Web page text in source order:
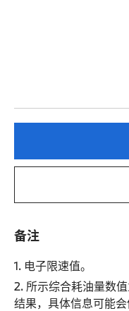
备注
1. 电子限速值。
2. 所示综合耗油量数
结果，具体信息可能